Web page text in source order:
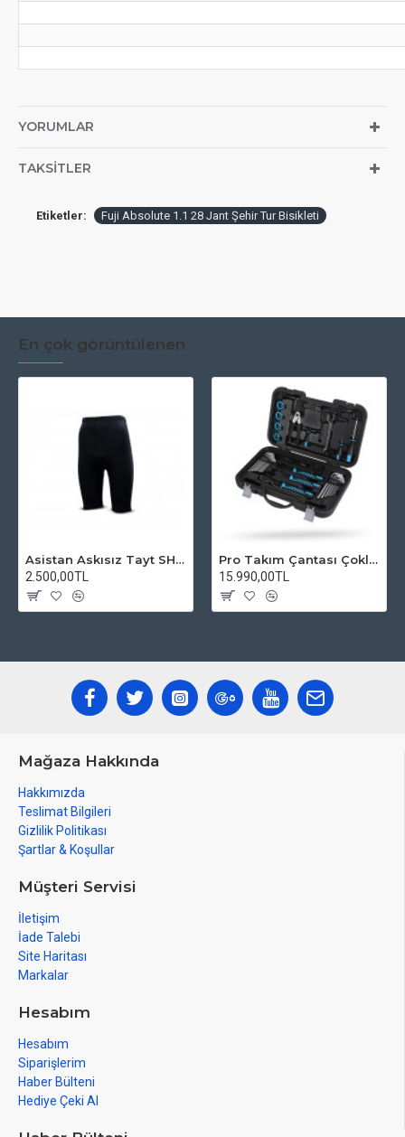
YORUMLAR
TAKSITLER
Etiketler: Fuji Absolute 1.1 28 Jant Şehir Tur Bisikleti
En çok görüntülenen
Asistan Askısız Tayt SH20 Pedli Siyah
2.500,00TL
Pro Takım Çantası Çoklu Tamir Seti
15.990,00TL
Mağaza Hakkında
Hakkımızda
Teslimat Bilgileri
Gizlilik Politikası
Şartlar & Koşullar
Müşteri Servisi
İletişim
İade Talebi
Site Haritası
Markalar
Hesabım
Hesabım
Siparişlerim
Haber Bülteni
Hediye Çeki Al